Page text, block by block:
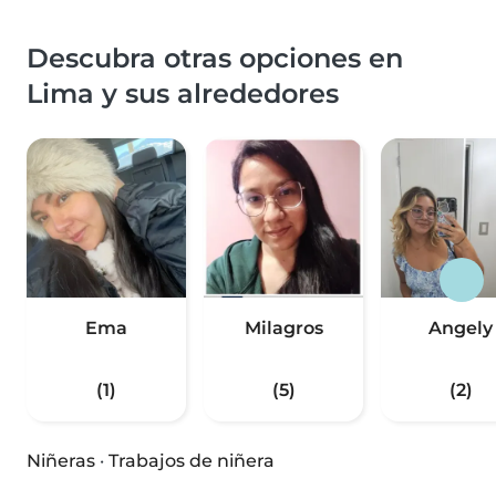
Descubra otras opciones en
Lima y sus alrededores
Ema
(1)
Milagros
(5)
Angely
(2)
Niñeras · Trabajos de niñera